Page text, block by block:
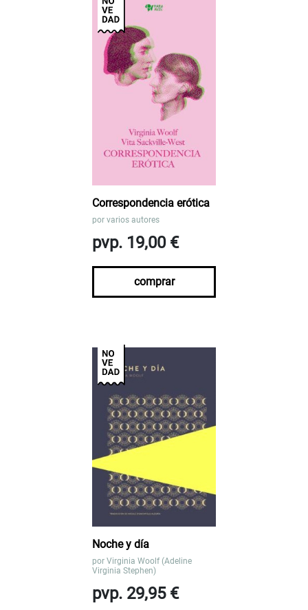
Correspondencia erótica
por varios autores
pvp. 19,00 €
comprar
Noche y día
por Virginia Woolf (Adeline
Virginia Stephen)
pvp. 29,95 €